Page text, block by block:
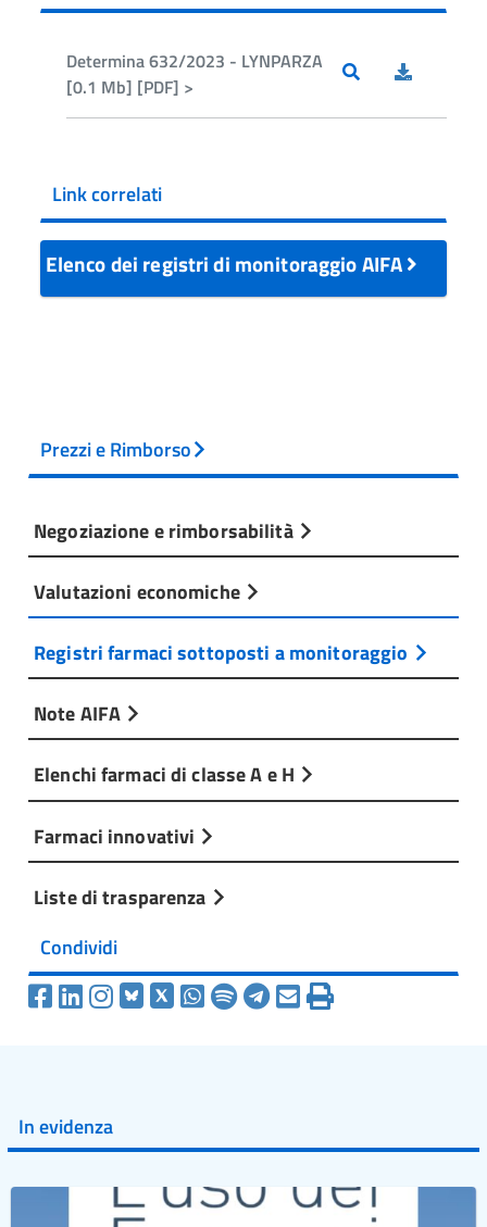
Determina 632/2023 - LYNPARZA
[0.1 Mb] [PDF] >
Link correlati
Elenco dei registri di monitoraggio AIFA
Prezzi e Rimborso
Negoziazione e rimborsabilità
Valutazioni economiche
Registri farmaci sottoposti a monitoraggio
Note AIFA
Elenchi farmaci di classe A e H
Farmaci innovativi
Liste di trasparenza
Condividi
In evidenza